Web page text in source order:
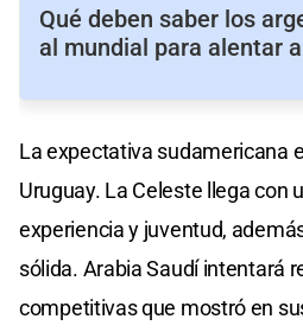
Qué deben saber los
al mundial para alentar
La expectativa sudamericana
Uruguay. La Celeste llega con
experiencia y juventud,
sólida. Arabia Saudí intentará
competitivas que mostró en